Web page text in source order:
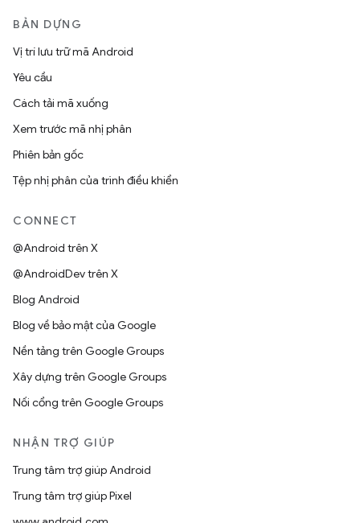
BẢN DỰNG
Vị trí lưu trữ mã Android
Yêu cầu
Cách tải mã xuống
Xem trước mã nhị phân
Phiên bản gốc
Tệp nhị phân của trình điều khiển
CONNECT
@Android trên X
@AndroidDev trên X
Blog Android
Blog về bảo mật của Google
Nền tảng trên Google Groups
Xây dựng trên Google Groups
Nối cổng trên Google Groups
NHẬN TRỢ GIÚP
Trung tâm trợ giúp Android
Trung tâm trợ giúp Pixel